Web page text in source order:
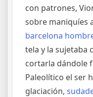
con patrones,
sobre maniquíes
barcelona
tela y la sujetaba
cortarla dándole
Paleolítico el ser
glaciación,